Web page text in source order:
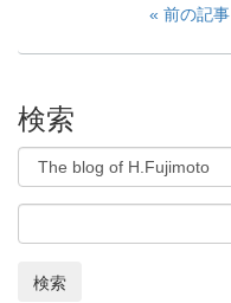
前の記事
検索
検索